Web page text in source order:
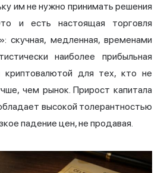
им не нужно принимать решения
и есть настоящая торговля
скучная, медленная, временами
наиболее прибыльная
криптовалютой для тех, кто не
чем рынок. Прирост капитала
высокой толерантностью
падение цен, не продавая.